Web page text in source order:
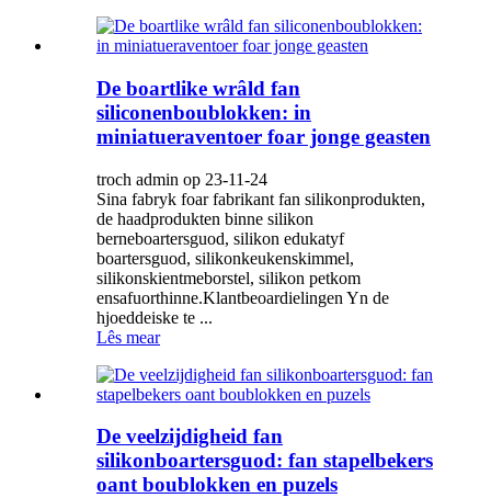
De boartlike wrâld fan
siliconenboublokken: in
miniatueraventoer foar jonge geasten
troch admin op 23-11-24
Sina fabryk foar fabrikant fan silikonprodukten,
de haadprodukten binne silikon
berneboartersguod, silikon edukatyf
boartersguod, silikonkeukenskimmel,
silikonskientmeborstel, silikon petkom
ensafuorthinne.Klantbeoardielingen Yn de
hjoeddeiske te ...
Lês mear
De veelzijdigheid fan
silikonboartersguod: fan stapelbekers
oant boublokken en puzels